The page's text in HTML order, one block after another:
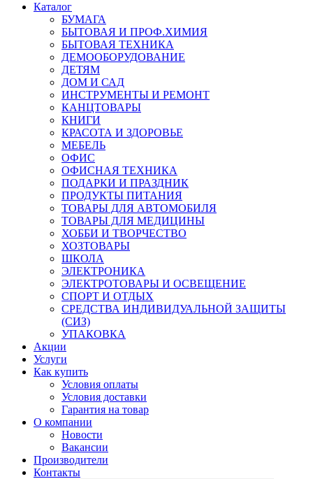
Каталог
БУМАГА
БЫТОВАЯ И ПРОФ.ХИМИЯ
БЫТОВАЯ ТЕХНИКА
ДЕМООБОРУДОВАНИЕ
ДЕТЯМ
ДОМ И САД
ИНСТРУМЕНТЫ И РЕМОНТ
КАНЦТОВАРЫ
КНИГИ
КРАСОТА И ЗДОРОВЬЕ
МЕБЕЛЬ
ОФИС
ОФИСНАЯ ТЕХНИКА
ПОДАРКИ И ПРАЗДНИК
ПРОДУКТЫ ПИТАНИЯ
ТОВАРЫ ДЛЯ АВТОМОБИЛЯ
ТОВАРЫ ДЛЯ МЕДИЦИНЫ
ХОББИ И ТВОРЧЕСТВО
ХОЗТОВАРЫ
ШКОЛА
ЭЛЕКТРОНИКА
ЭЛЕКТРОТОВАРЫ И ОСВЕЩЕНИЕ
СПОРТ И ОТДЫХ
СРЕДСТВА ИНДИВИДУАЛЬНОЙ ЗАЩИТЫ
(СИЗ)
УПАКОВКА
Акции
Услуги
Как купить
Условия оплаты
Условия доставки
Гарантия на товар
О компании
Новости
Вакансии
Производители
Контакты